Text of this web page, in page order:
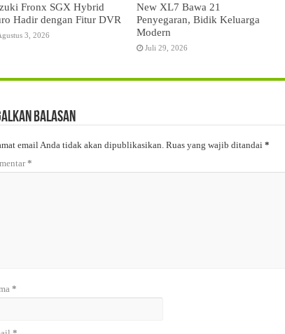
Fronx SGX Hybrid
Hadir dengan Fitur DVR
3, 2026
New XL7 Bawa 21
Penyegaran, Bidik Keluarga
Modern
Juli 29, 2026
Balasan
email Anda tidak akan dipublikasikan. Ruas yang wajib ditandai *
*
*